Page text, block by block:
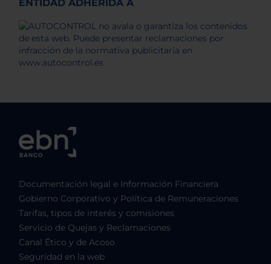
ENTIDAD ADHERIDA A
Documentación legal e Información Financiera
Gobierno Corporativo y Política de Remuneraciones
Tarifas, tipos de interés y comisiones
Servicio de Quejas y Reclamaciones
Canal Ético y de Acoso
Seguridad en la web